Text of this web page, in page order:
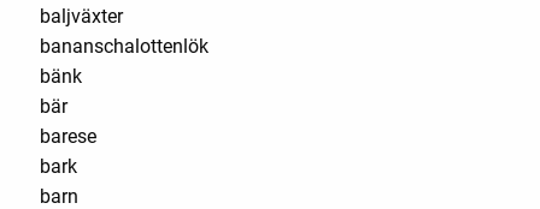
baljväxter
bananschalottenlök
bänk
bär
barese
bark
barn